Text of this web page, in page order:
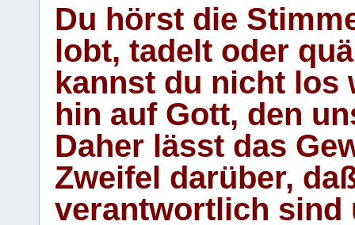
Du hörst die
lobt, tadelt oder
kannst du nicht los
hin auf Gott, den
Daher lässt das
Zweifel darüber,
verantwortlich sind